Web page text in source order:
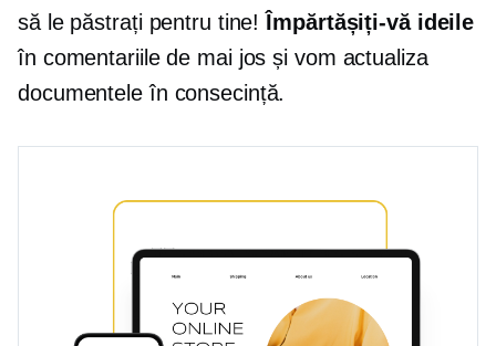
să le păstrați pentru tine! Împărtășiți-vă ideile
în comentariile de mai jos și vom actualiza
documentele în consecință.